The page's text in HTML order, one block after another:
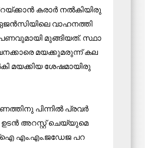
ക​രാ​ർ ന​ൽ​കി​യി​രു​
വാ​ഹ​ന​ത്തി​
മു​ങ്ങി​യ​ത്. സ്ഥാ​
മ​യ​ക്കു​മ​രു​ന്ന് ക​ല​
മയക്കിയ ശേ​ഷ​മാ​യി​രു​
പി​ന്നി​ൽ പ്ര​വ​ർ​
ഉ​ട​ൻ അ​റ​സ്റ്റ് ചെ​യ്യു​മെ​
എം.​എം.​ജ​ഡേ​ജ പ​റ​